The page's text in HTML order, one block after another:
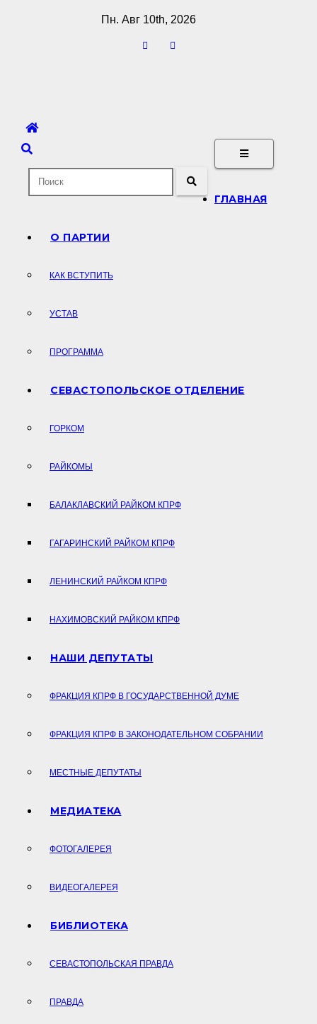
Пн. Авг 10th, 2026
ГЛАВНАЯ
О ПАРТИИ
КАК ВСТУПИТЬ
УСТАВ
ПРОГРАММА
СЕВАСТОПОЛЬСКОЕ ОТДЕЛЕНИЕ
ГОРКОМ
РАЙКОМЫ
БАЛАКЛАВСКИЙ РАЙКОМ КПРФ
ГАГАРИНСКИЙ РАЙКОМ КПРФ
ЛЕНИНСКИЙ РАЙКОМ КПРФ
НАХИМОВСКИЙ РАЙКОМ КПРФ
НАШИ ДЕПУТАТЫ
ФРАКЦИЯ КПРФ В ГОСУДАРСТВЕННОЙ ДУМЕ
ФРАКЦИЯ КПРФ В ЗАКОНОДАТЕЛЬНОМ СОБРАНИИ
МЕСТНЫЕ ДЕПУТАТЫ
МЕДИАТЕКА
ФОТОГАЛЕРЕЯ
ВИДЕОГАЛЕРЕЯ
БИБЛИОТЕКА
СЕВАСТОПОЛЬСКАЯ ПРАВДА
ПРАВДА